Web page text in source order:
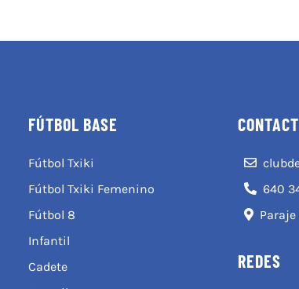
FÚTBOL BASE
Fútbol Txiki
Fútbol Txiki Femenino
Fútbol 8
Infantil
Cadete
640
REDES